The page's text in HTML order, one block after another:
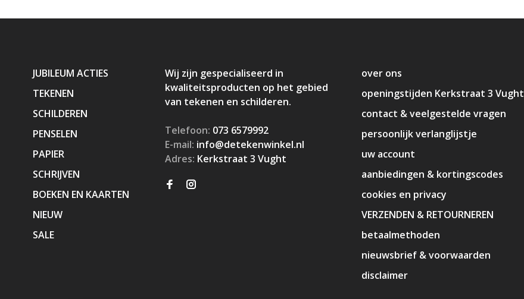
JUBILEUM ACTIES
TEKENEN
SCHILDEREN
PENSELEN
PAPIER
SCHRIJVEN
BOEKEN EN KAARTEN
NIEUW
SALE
Wij zijn gespecialiseerd in
kwaliteitsproducten op het gebied
van tekenen en schilderen.
Telefoon: 073 6579992
E-mail: info@detekenwinkel.nl
Adres: Kerkstraat 3 Vught
over ons
openingstijden Kerkstraat 3 Vught
contact & veelgestelde vragen
persoonlijk verlanglijstje
uw account
aanbiedingen & kortingscodes
cookies en privacy
VERZENDEN & RETOURNEREN
betaalmethoden
nieuwsbrief & voorwaarden
disclaimer